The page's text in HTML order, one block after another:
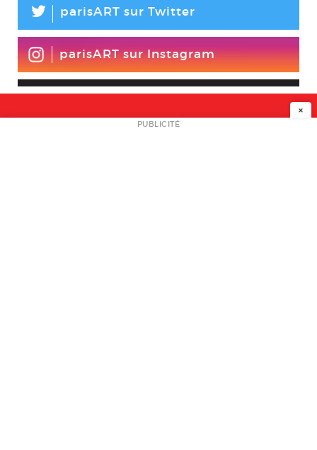
L parisART sur Twitter
parisART sur Instagram
NEWSLETTER
×
PUBLICITÉ